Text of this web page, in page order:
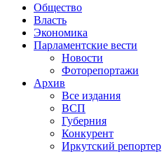
Общество
Власть
Экономика
Парламентские вести
Новости
Фоторепортажи
Архив
Все издания
ВСП
Губерния
Конкурент
Иркутский репортер